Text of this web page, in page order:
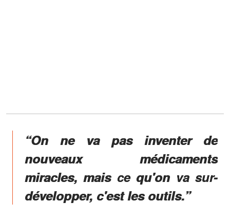
“On ne va pas inventer de
nouveaux médicaments
miracles, mais ce qu'on va sur-
développer, c'est les outils.”